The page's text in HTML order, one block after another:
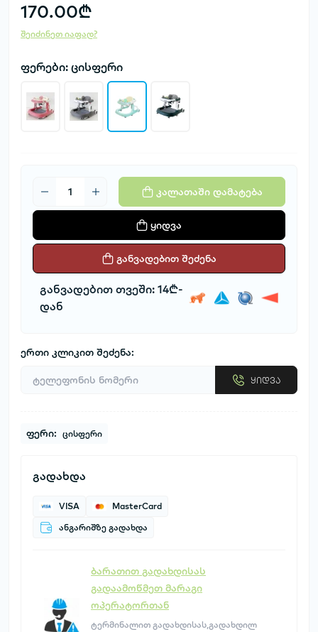
170.00₾
შეიძინეთ იაფად?
ფერები: ცისფერი
კალათაში დამატება
ყიდვა
განვადებით შეძენა
განვადებით თვეში: 14₾-
დან
ერთი კლიკით შეძენა:
ყიდვა
ფერი: ცისფერი
გადახდა
VISA
MasterCard
ანგარიშზე გადახდა
ბარათით გადახდისას
გადაამოწმეთ მარაგი
ოპერატორთან
ტერმინალით გადახდისას,გადახდილ